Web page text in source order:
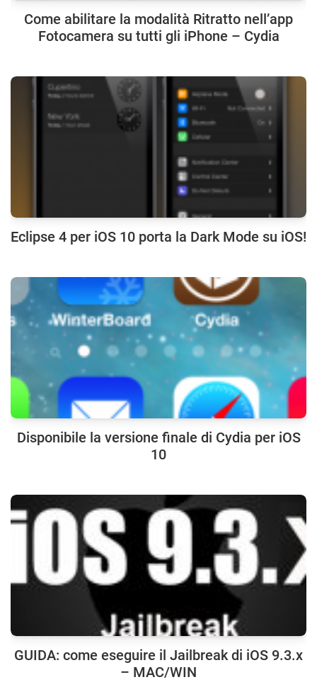
Come abilitare la modalità Ritratto nell’app
Fotocamera su tutti gli iPhone – Cydia
Eclipse 4 per iOS 10 porta la Dark Mode su iOS!
Disponibile la versione finale di Cydia per iOS
10
GUIDA: come eseguire il Jailbreak di iOS 9.3.x
– MAC/WIN